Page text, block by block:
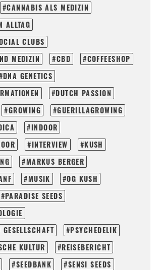
CANNABIS ALS MEDIZIN
ALLTAG
CLUBS
MEDIZIN
CBD
COFFEESHOP
DNA GENETICS
DUTCH PASSION
GROWING
GUERILLAGROWING
INDOOR
INTERVIEW
KUSH
MARKUS BERGER
MUSIK
OG KUSH
PARADISE SEEDS
PSYCHEDELIK
KULTUR
REISEBERICHT
SEEDBANK
SENSI SEEDS